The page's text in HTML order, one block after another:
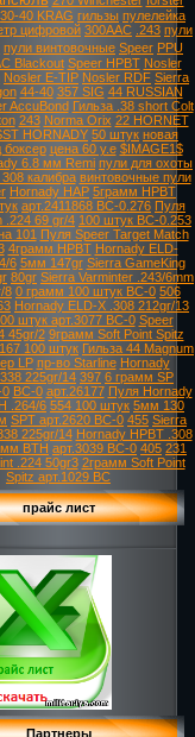
30-40 KRAG гильзы пулелейка
цифровой 300AAC .243 пули
пули винтовочные Speer PPU
Blackout Speer HPBT Nosler
Nosler E-TIP Nosler RDF Sierra
44-40 357 SIG 44 RUSSIAN
AccuBond Гильза .38 short Colt
243 Norma Orix 22 HORNET
HORNADY 50 штук новая
боксер цена 60 у.е $IMAGE1$
6.8 мм Remi пули для охоты
калибра винтовочные пули
Hornady HAP 5грамм HPBT
арт.2411868 ВС-0.276 Пуля
.224 69 gr/4 100 штук ВС-0.253
101 Пуля Speer Target Match
4грамм HPBT Hornady ELD-
6 5мм 147gr Sierra GameKing
80gr Sierra Varminter .243/6mm
8 0 грамм 100 штук ВС-0 506
Hornady ELD-X .308 212gr/13
штук арт.3077 ВС-0 Speer
45gr/2 9грамм Soft Point Spitz
167 100 штук Гильза 44 Magnum
LP пр-во Starline Hornady
225gr/14 397 6 грамм SP
ВС-0 арт.26177 Пуля Hornady
.264/6 554 100 штук 5мм 130
SPT арт.2620 ВС-0 455 Sierra
225gr/14 Hornady HPBT .308
BTH арт.3039 ВС-0 405 231
.224 50gr3 2грамм Soft Point
Spitz арт.1029 ВС
прайс лист
Партнеры